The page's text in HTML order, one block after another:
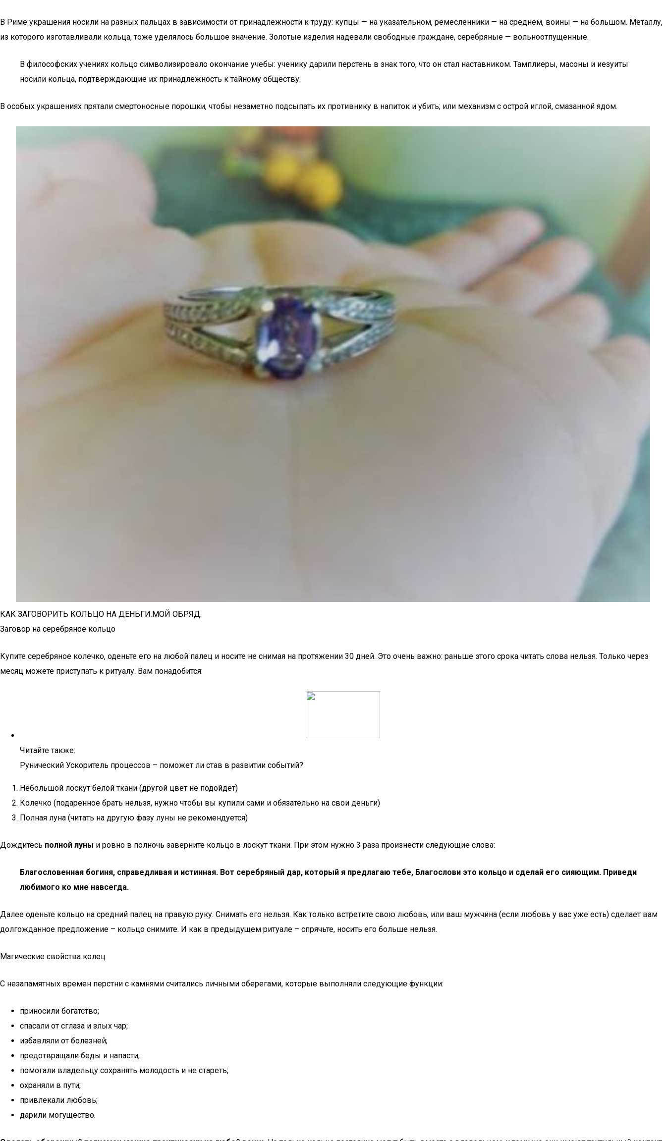
В Риме украшения носили на разных пальцах в зависимости от принадлежности к труду: купцы — на указательном, ремесленники — на среднем, воины — на большом. Металлу,
из которого изготавливали кольца, тоже уделялось большое значение. Золотые изделия надевали свободные граждане, серебряные — вольноотпущенные.
В философских учениях кольцо символизировало окончание учебы: ученику дарили перстень в знак того, что он стал наставником. Тамплиеры, масоны и иезуиты
носили кольца, подтверждающие их принадлежность к тайному обществу.
В особых украшениях прятали смертоносные порошки, чтобы незаметно подсыпать их противнику в напиток и убить; или механизм с острой иглой, смазанной ядом.
КАК ЗАГОВОРИТЬ КОЛЬЦО НА ДЕНЬГИ.МОЙ ОБРЯД.
Заговор на серебряное кольцо
Купите серебряное колечко, оденьте его на любой палец и носите не снимая на протяжении 30 дней. Это очень важно: раньше этого срока читать слова нельзя. Только через
месяц можете приступать к ритуалу. Вам понадобится:
Читайте также:
Рунический Ускоритель процессов – поможет ли став в развитии событий?
Небольшой лоскут белой ткани (другой цвет не подойдет)
Колечко (подаренное брать нельзя, нужно чтобы вы купили сами и обязательно на свои деньги)
Полная луна (читать на другую фазу луны не рекомендуется)
Дождитесь полной луны и ровно в полночь заверните кольцо в лоскут ткани. При этом нужно 3 раза произнести следующие слова:
Благословенная богиня, справедливая и истинная. Вот серебряный дар, который я предлагаю тебе, Благослови это кольцо и сделай его сияющим. Приведи
любимого ко мне навсегда.
Далее оденьте кольцо на средний палец на правую руку. Снимать его нельзя. Как только встретите свою любовь, или ваш мужчина (если любовь у вас уже есть) сделает вам
долгожданное предложение – кольцо снимите. И как в предыдущем ритуале – спрячьте, носить его больше нельзя.
Магические свойства колец
C незапамятных времен перстни с камнями считались личными оберегами, которые выполняли следующие функции:
приносили богатство;
спасали от сглаза и злых чар;
избавляли от болезней;
предотвращали беды и напасти;
помогали владельцу сохранять молодость и не стареть;
охраняли в пути;
привлекали любовь;
дарили могущество.